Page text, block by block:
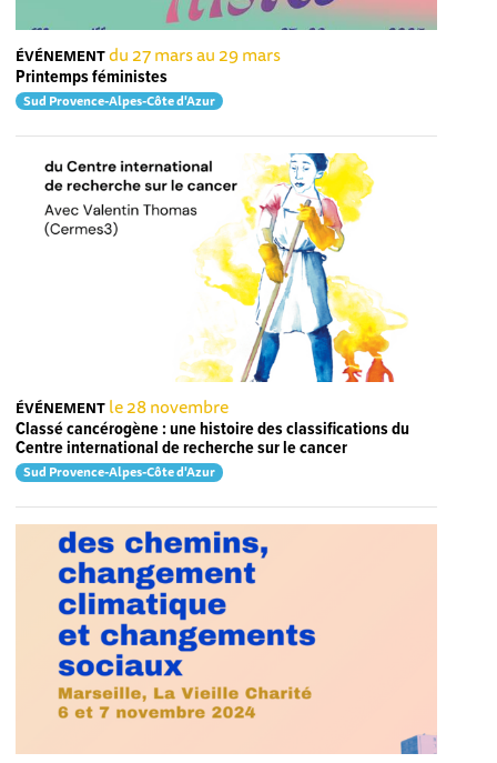
ÉVÉNEMENTdu 27 mars au 29 mars
Printemps féministes
Sud Provence-Alpes-Côte d'Azur
ÉVÉNEMENT le 28 novembre
Classé cancérogène : une histoire des classifications du
Centre international de recherche sur le cancer
Sud Provence-Alpes-Côte d'Azur